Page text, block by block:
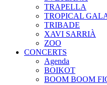
TRAPELLA
TROPICAL
TRIBADE
XAVI SARRIÀ
ZOO
CONCERTS
Agenda
BOIKOT
BOOM BOOM